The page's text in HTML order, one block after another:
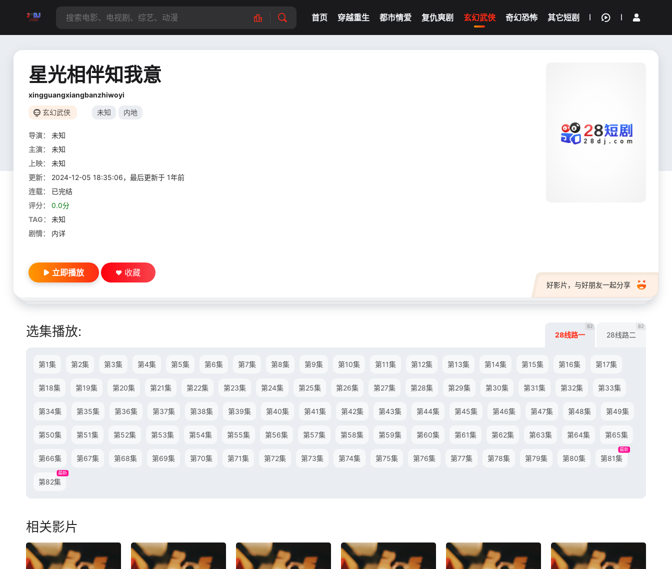
首页 穿越重生 都市情爱 复仇爽剧 玄幻武侠 奇幻恐怖 其它短剧
我的观影记录
星光相伴知我意
xingguangxiangbanzhiwoyi
玄幻武侠 未知 内地
导演：
未知
主演：
未知
上映：
未知
更新：
2024-12-05 18:35:06，最后更新于 1年前
连载：
已完结
评分：
0.0分
TAG：
未知
剧情：
内详
好影片，与好朋友一起分享
立即播放 收藏
选集播放: 28线路一
82
28线路二
82
第1集 第2集 第3集 第4集 第5集 第6集 第7集 第8集 第9集 第10集 第11集 第12集 第13集 第14集 第15集 第16集 第17集
第18集 第19集 第20集 第21集 第22集 第23集 第24集 第25集 第26集 第27集 第28集 第29集 第30集 第31集 第32集 第33集
第34集 第35集 第36集 第37集 第38集 第39集 第40集 第41集 第42集 第43集 第44集 第45集 第46集 第47集 第48集 第49集
第50集 第51集 第52集 第53集 第54集 第55集 第56集 第57集 第58集 第59集 第60集 第61集 第62集 第63集 第64集 第65集
第66集 第67集 第68集 第69集 第70集 第71集 第72集 第73集 第74集 第75集 第76集 第77集 第78集 第79集 第80集 第81集
最新
第82集
最新
相关影片